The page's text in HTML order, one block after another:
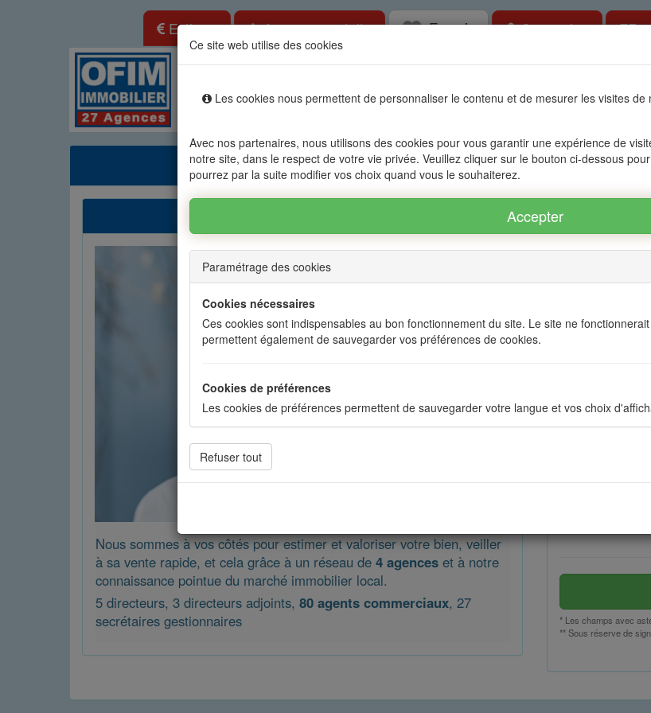
Ce site web utilise des cookies
Les cookies nous permettent de personnaliser le contenu et de mesurer les visites
Avec nos partenaires, nous utilisons des cookies pour vous garantir une expérience de
notre site, dans le respect de votre vie privée. Veuillez cliquer sur le bouton ci-dessous
pourrez par la suite modifier vos choix quand vous le souhaiterez.
Paramétrage des cookies
Cookies nécessaires
Ces cookies sont indispensables au bon fonctionnement du site. Le site ne
permettent également de sauvegarder vos préférences de cookies.
Cookies de préférences
Les cookies de préférences permettent de sauvegarder votre langue et vos choix
Cookies de statistiques
Cookies sociaux
Les cookies sociaux sont utilisés pour afficher les réseaux sociaux afin que vous
Estimer Annonce gratuite Favoris Connexion FR
Agences Locations Ventes Accessible aux étrangers Gestion Le
OFIM estime votre bien avec précision et
Nous sommes à vos côtés pour estimer et valoriser votre bien, veiller
à sa vente rapide, et cela grâce à un réseau de 4 agences et à notre
connaissance pointue du marché immobilier local.
5 directeurs, 3 directeurs adjoints, 80 agents commerciaux, 27
secrétaires gestionnaires
Localisation du
* Les champs avec
** Sous réserve de